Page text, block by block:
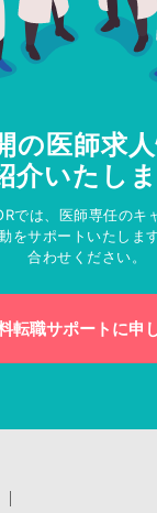
の医師求
介いたしま
では、医師専任のキ
をサポートいたしま
合わせください。
転職サポートに申